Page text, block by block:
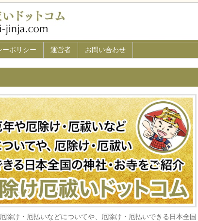
除け・厄払いなどについてや、厄除け・厄払いできる日本全国
ーポリシー 運営者 お問い合わせ